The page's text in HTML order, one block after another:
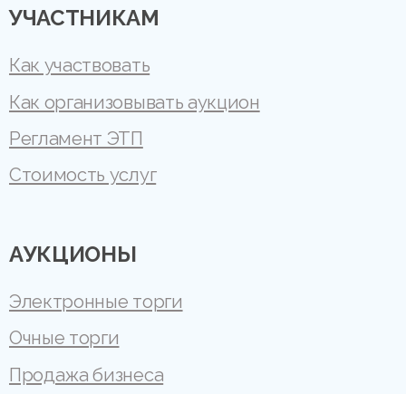
УЧАСТНИКАМ
Как участвовать
Как организовывать аукцион
Регламент ЭТП
Стоимость услуг
АУКЦИОНЫ
Электронные торги
Очные торги
Продажа бизнеса